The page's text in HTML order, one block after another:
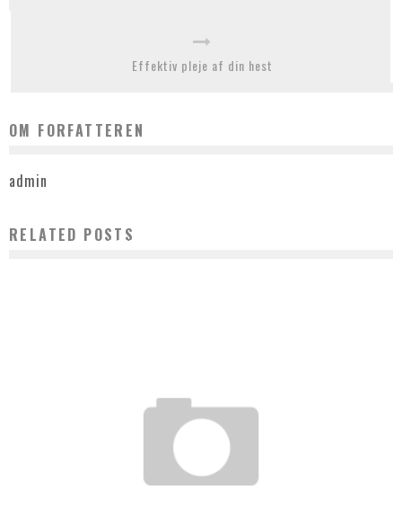
Effektiv pleje af din hest
OM FORFATTEREN
admin
RELATED POSTSWEEKENDOPHOLD PÅ CASINO MUNKEBJERG